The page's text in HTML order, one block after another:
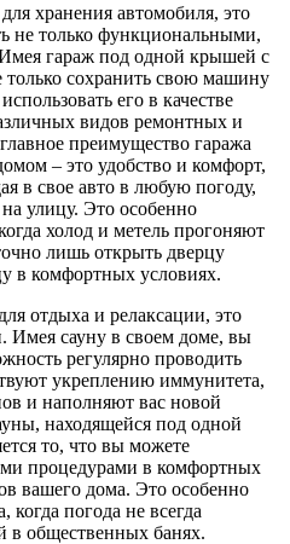
хранения автомобиля, это
не только функциональными,
гараж под одной крышей с
сохранить свою машину
его в качестве
видов ремонтных и
преимущество гаража
– это удобство и комфорт,
в свое авто в любую погоду,
улицу. Это особенно
холод и метель прогоняют
лишь открыть дверцу
в комфортных условиях.
отдыха и релаксации, это
Имея сауну в своем доме, вы
регулярно проводить
укреплению иммунитета,
и наполняют вас новой
находящейся под одной
то, что вы можете
процедурами в комфортных
вашего дома. Это особенно
когда погода не всегда
в общественных банях.